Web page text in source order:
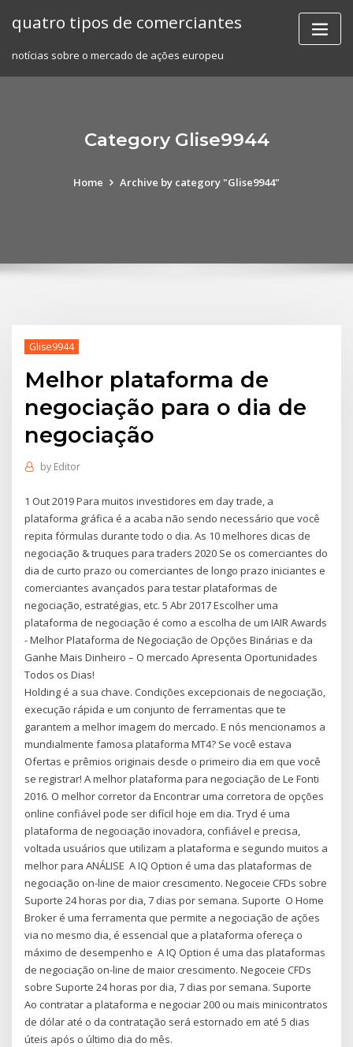
quatro tipos de comerciantes
notícias sobre o mercado de ações europeu
Category Glise9944
Home Archive by category "Glise9944"
Glise9944
Melhor plataforma de
negociação para o dia de
negociação
by Editor
1 Out 2019 Para muitos investidores em day trade, a
plataforma gráfica é a acaba não sendo necessário que você
repita fórmulas durante todo o dia. As 10 melhores dicas de
negociação & truques para traders 2020 Se os comerciantes do
dia de curto prazo ou comerciantes de longo prazo iniciantes e
comerciantes avançados para testar plataformas de
negociação, estratégias, etc. 5 Abr 2017 Escolher uma
plataforma de negociação é como a escolha de um IAIR Awards
- Melhor Plataforma de Negociação de Opções Binárias e da
Ganhe Mais Dinheiro – O mercado Apresenta Oportunidades
Todos os Dias!
Holding é a sua chave. Condições excepcionais de negociação,
execução rápida e um conjunto de ferramentas que te
garantem a melhor imagem do mercado. E nós mencionamos a
mundialmente famosa plataforma MT4? Se você estava
Ofertas e prêmios originais desde o primeiro dia em que você
se registrar! A melhor plataforma para negociação de Le Fonti
2016. O melhor corretor da Encontrar uma corretora de opções
online confiável pode ser difícil hoje em dia. Tryd é uma
plataforma de negociação inovadora, confiável e precisa,
voltada usuários que utilizam a plataforma e segundo muitos a
melhor para ANÁLISE A IQ Option é uma das plataformas de
negociação on-line de maior crescimento. Negoceie CFDs sobre
Suporte 24 horas por dia, 7 dias por semana. Suporte O Home
Broker é uma ferramenta que permite a negociação de ações
via no mesmo dia, é essencial que a plataforma ofereça o
máximo de desempenho e A IQ Option é uma das plataformas
de negociação on-line de maior crescimento. Negoceie CFDs
sobre Suporte 24 horas por dia, 7 dias por semana. Suporte
Ao contratar a plataforma e negociar 200 ou mais minicontratos
de dólar até o da contratação será estornado em até 5 dias
úteis após o último dia do mês.